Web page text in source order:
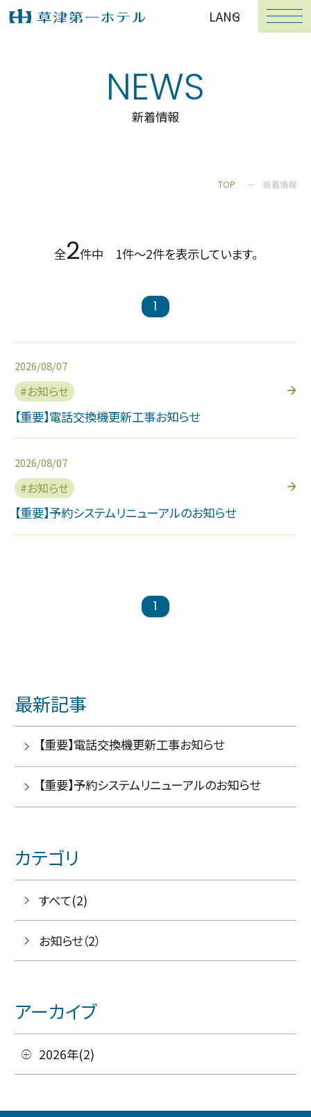
LANG
新着情報
NEWS
TOP 新着情報
全2件中 1件～2件を表示しています。
1
2026/08/07
お知らせ
【重要】電話交換機更新工事お知らせ
2026/08/07
お知らせ
【重要】予約システムリニューアルのお知らせ
1
最新記事
【重要】電話交換機更新工事お知らせ
【重要】予約システムリニューアルのお知らせ
カテゴリ
すべて(2)
お知らせ（2）
アーカイブ
2026年(2)